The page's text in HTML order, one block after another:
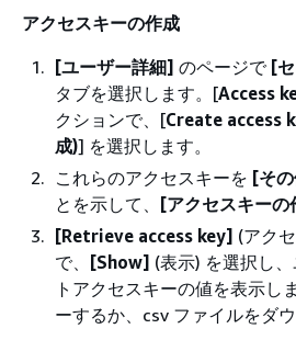
アクセスキーの作成
[ユーザー詳細] のページで [
タブを選択します。[Access
クションで、[Create access
成)] を選択します。
これらのアクセスキーを [そ
とを示して、 [アクセスキーの
[Retrieve access key] (アク
で、 [Show] (表示) を選択し
トアクセスキーの値を表示し
ーするか、csv ファイルをダ